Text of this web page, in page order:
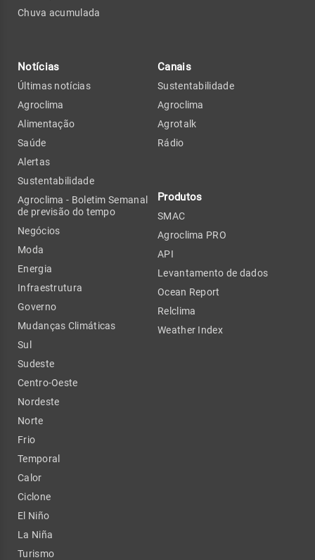
Chuva acumulada
Notícias
Últimas notícias
Agroclima
Alimentação
Saúde
Alertas
Sustentabilidade
Agroclima - Boletim Semanal
de previsão do tempo
Negócios
Moda
Energia
Infraestrutura
Governo
Mudanças Climáticas
Sul
Sudeste
Centro-Oeste
Nordeste
Norte
Frio
Temporal
Calor
Ciclone
El Niño
La Niña
Turismo
Canais
Sustentabilidade
Agroclima
Agrotalk
Rádio
Produtos
SMAC
Agroclima PRO
API
Levantamento de dados
Ocean Report
Relclima
Weather Index